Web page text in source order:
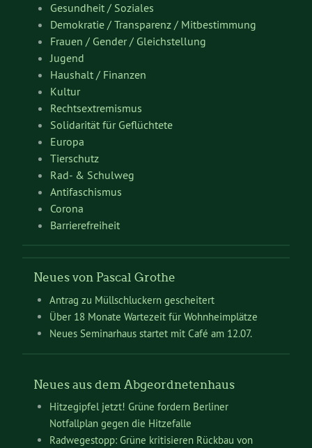
Gesundheit / Soziales
Demokratie / Transparenz / Mitbestimmung
Frauen / Gender / Gleichstellung
Jugend
Haushalt / Finanzen
Kultur
Rechtsextremismus
Solidarität für Geflüchtete
Europa
Tierschutz
Rad- & Schulweg
Antifaschismus
Corona
Barrierefreiheit
Neues von Pascal Grothe
Antrag zu Müllschluckern gescheitert
Über 18 Monate Wartezeit für Wohnheimplätze
Neues Seminarhaus startet mit Café am 12.07.
Neues aus dem Abgeordnetenhaus
Hitzegipfel jetzt! Grüne fordern Berliner
Notfallplan gegen die Hitzefalle
Radwegestopp: Grüne kritisieren Rückbau von